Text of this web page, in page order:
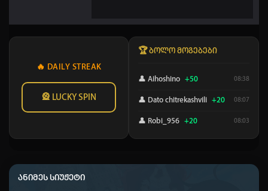
🔥 DAILY STREAK
🎡 LUCKY SPIN
🏆 ბოლო მოგებები
👤 Aihoshino +50 08:38
👤 Dato chitrekashvili +20 08:07
👤 Robi_956 +20 08:03
👤 Elisa +20 04:14
ანიმეს სიუჟეტი